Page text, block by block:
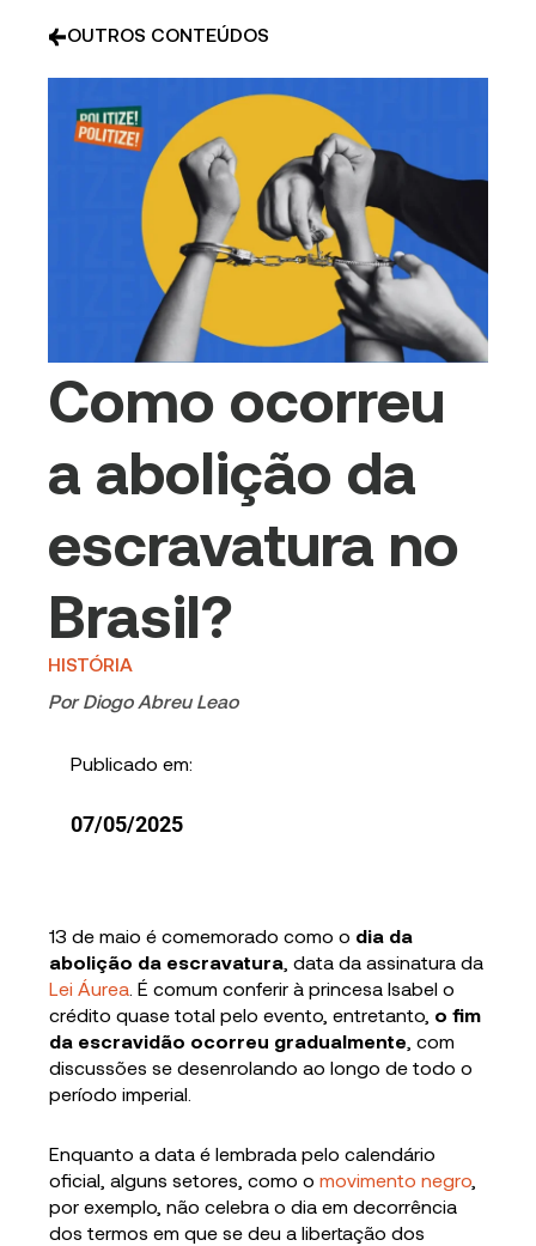
OUTROS CONTEÚDOS
Como ocorreu
a abolição da
escravatura no
Brasil?
HISTÓRIA
Por Diogo Abreu Leao
Publicado em:
07/05/2025
13 de maio é comemorado como o dia da
abolição da escravatura , data da assinatura da
Lei Áurea . É comum conferir à princesa Isabel o
crédito quase total pelo evento, entretanto, o fim
da escravidão ocorreu gradualmente , com
discussões se desenrolando ao longo de todo o
período imperial.
Enquanto a data é lembrada pelo calendário
oficial, alguns setores, como omovimento negro
por exemplo, não celebra o dia em decorrência
dos termos em que se deu a libertação dos